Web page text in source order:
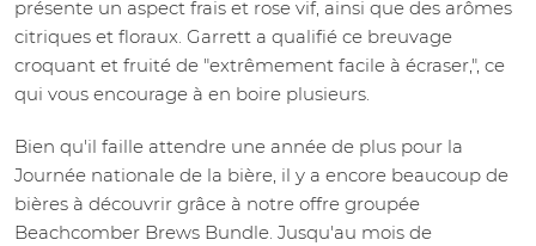
présente un aspect frais et rose vif, ainsi que des arômes
citriques et floraux. Garrett a qualifié ce breuvage
croquant et fruité de "extrêmement facile à écraser,", ce
qui vous encourage à en boire plusieurs.
Bien qu'il faille attendre une année de plus pour la
Journée nationale de la bière, il y a encore beaucoup de
bières à découvrir grâce à notre offre groupée
Beachcomber Brews Bundle. Jusqu'au mois de